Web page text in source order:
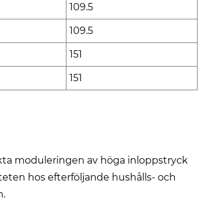
109.5
109.5
151
151
moduleringen av höga inloppstryck
hos efterföljande hushålls- och